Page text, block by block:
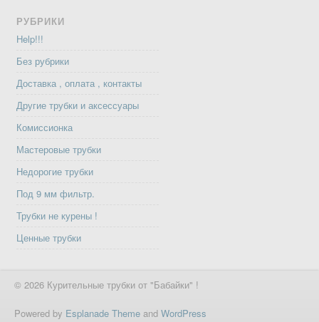
РУБРИКИ
Help!!!
Без рубрики
Доставка , оплата , контакты
Другие трубки и аксессуары
Комиссионка
Мастеровые трубки
Недорогие трубки
Под 9 мм фильтр.
Трубки не курены !
Ценные трубки
© 2026 Курительные трубки от "Бабайки" !
Powered by Esplanade Theme and WordPress